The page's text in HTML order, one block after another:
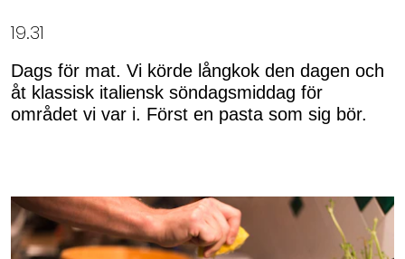
19.31
Dags för mat. Vi körde långkok den dagen och
åt klassisk italiensk söndagsmiddag för
området vi var i. Först en pasta som sig bör.